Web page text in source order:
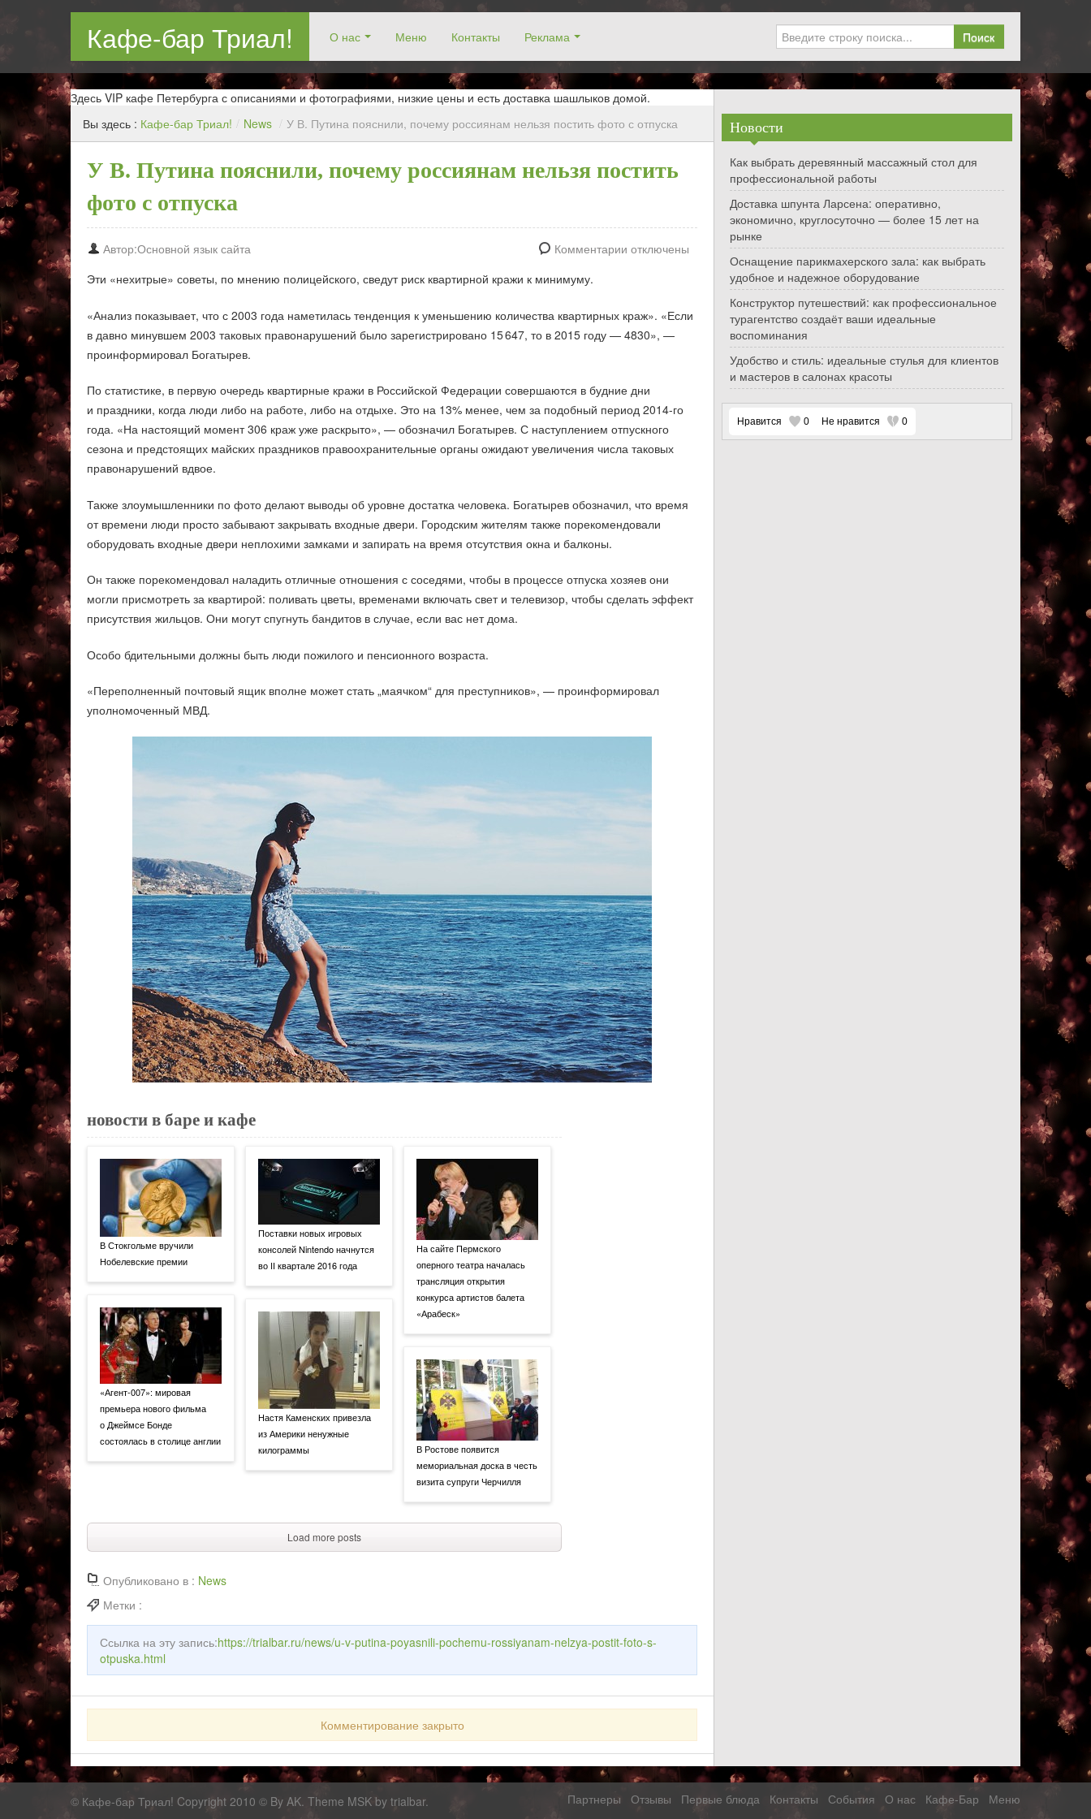
Кафе-бар Триал! О нас Меню Контакты Реклама Поиск
Бар в Новокосин, кафе в Новокосино, ресторан в Новокосино, заказ столика. Работаем без выходных! Низкие цены!
Здесь VIP кафе Петербурга с описаниями и фотографиями, низкие цены и есть доставка шашлыков домой.
Вы здесь : Кафе-бар Триал! / News / У В. Путина пояснили, почему россиянам нельзя постить фото с отпуска
У В. Путина пояснили, почему россиянам нельзя постить
фото с отпуска
Автор:Основной язык сайта
Комментарии отключены
Эти «нехитрые» советы, по мнению полицейского, сведут риск квартирной кражи к минимуму.
«Анализ показывает, что с 2003 года наметилась тенденция к уменьшению количества квартирных краж». «Если
в давно минувшем 2003 таковых правонарушений было зарегистрировано 15 647, то в 2015 году — 4830», —
проинформировал Богатырев.
По статистике, в первую очередь квартирные кражи в Российской Федерации совершаются в будние дни
и праздники, когда люди либо на работе, либо на отдыхе. Это на 13% менее, чем за подобный период 2014-го
года. «На настоящий момент 306 краж уже раскрыто», — обозначил Богатырев. С наступлением отпускного
сезона и предстоящих майских праздников правоохранительные органы ожидают увеличения числа таковых
правонарушений вдвое.
Также злоумышленники по фото делают выводы об уровне достатка человека. Богатырев обозначил, что время
от времени люди просто забывают закрывать входные двери. Городским жителям также порекомендовали
оборудовать входные двери неплохими замками и запирать на время отсутствия окна и балконы.
Он также порекомендовал наладить отличные отношения с соседями, чтобы в процессе отпуска хозяев они
могли присмотреть за квартирой: поливать цветы, временами включать свет и телевизор, чтобы сделать эффект
присутствия жильцов. Они могут спугнуть бандитов в случае, если вас нет дома.
Особо бдительными должны быть люди пожилого и пенсионного возраста.
«Переполненный почтовый ящик вполне может стать „маячком“ для преступников», — проинформировал
уполномоченный МВД.
новости в баре и кафе
В Стокгольме вручили
Нобелевские премии
«Агент-007»: мировая
премьера нового фильма
о Джеймсе Бонде
состоялась в столице англии
Поставки новых игровых
консолей Nintendo начнутся
во II квартале 2016 года
Настя Каменских привезла
из Америки ненужные
килограммы
На сайте Пермского
оперного театра началась
трансляция открытия
конкурса артистов балета
«Арабеск»
В Ростове появится
мемориальная доска в честь
визита супруги Черчилля
Load more posts
Опубликовано в : News
Метки :
Ссылка на эту запись:https://trialbar.ru/news/u-v-putina-poyasnili-pochemu-rossiyanam-nelzya-postit-foto-s-
otpuska.html
Комментирование закрыто
Новости
Как выбрать деревянный массажный стол для
профессиональной работы
Доставка шпунта Ларсена: оперативно,
экономично, круглосуточно — более 15 лет на
рынке
Оснащение парикмахерского зала: как выбрать
удобное и надежное оборудование
Конструктор путешествий: как профессиональное
турагентство создаёт ваши идеальные
воспоминания
Удобство и стиль: идеальные стулья для клиентов
и мастеров в салонах красоты
Нравится 0 Не нравится 0
© Кафе-бар Триал! Copyright 2010 © By AK. Theme MSK by trialbar. Партнеры Отзывы Первые блюда Контакты События О нас Кафе-Бар Меню